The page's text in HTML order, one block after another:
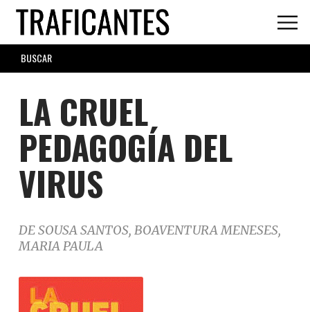
Skip
main
content
SEARCH
FORM
LA CRUEL
PEDAGOGÍA DEL
VIRUS
DE SOUSA SANTOS, BOAVENTURA MENESES,
MARIA PAULA